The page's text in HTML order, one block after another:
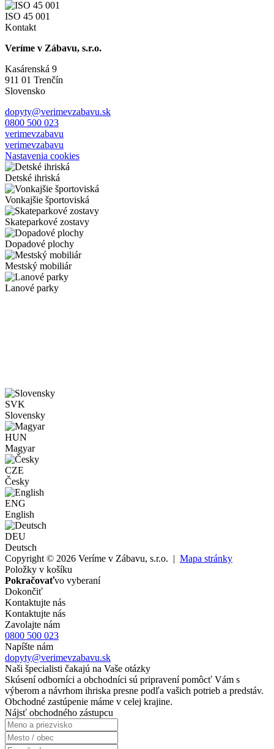
ISO 45 001
Kontakt
Veríme v Zábavu, s.r.o.
Kasárenská 9
911 01 Trenčín
Slovensko
dopyty@verimevzabavu.sk
0800 500 023
verimevzabavu
verimevzabavu
Nastavenia cookies
Detské ihriská
Vonkajšie športoviská
Skateparkové zostavy
Dopadové plochy
Mestský mobiliár
Lanové parky
SVK
Slovensky
HUN
Magyar
CZE
Česky
ENG
English
DEU
Deutsch
Copyright © 2026 Veríme v Zábavu, s.r.o. | Mapa stránky
Položky v košíku
Pokračovaťvo vyberaní
Dokončiť
Kontaktujte nás
Kontaktujte nás
Zavolajte nám
0800 500 023
Napíšte nám
dopyty@verimevzabavu.sk
Naši špecialisti čakajú na Vaše otázky
Skúsení odborníci a obchodníci sú pripravení pomôcť Vám s
výberom a návrhom ihriska presne podľa vašich potrieb a predstáv.
Obchodné zastúpenie máme v celej krajine.
Nájsť obchodného zástupcu